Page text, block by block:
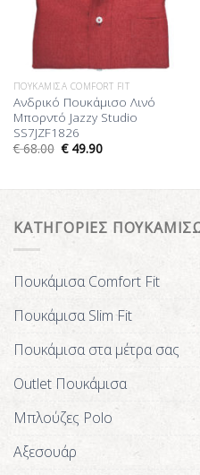
ΠΟΥΚΆΜΙΣΑ COMFORT FIT
Ανδρικό Πουκάμισο Λινό
Μπορντό Jazzy Studio
SS7JZF1826
€68.00 €49.90
ΚΑΤΗΓΟΡΙΕΣ
Πουκάμισα Comfort Fit
Πουκάμισα Slim Fit
Πουκάμισα στα μέτρα σας
Outlet Πουκάμισα
Μπλούζες Polo
Αξεσουάρ